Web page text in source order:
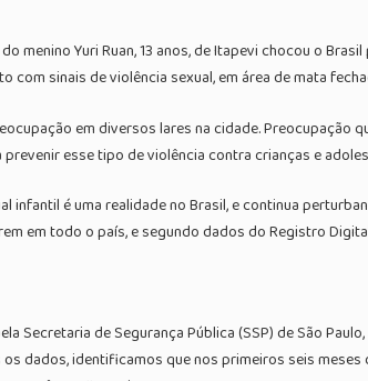
menino Yuri Ruan, 13 anos, de Itapevi chocou o
com sinais de violência sexual, em área de mata
em diversos lares na cidade. Preocupação
esse tipo de violência contra crianças e
infantil é uma realidade no Brasil, e continua
em todo o país, e segundo dados do Registro
Secretaria de Segurança Pública (SSP) de São
dados, identificamos que nos primeiros seis